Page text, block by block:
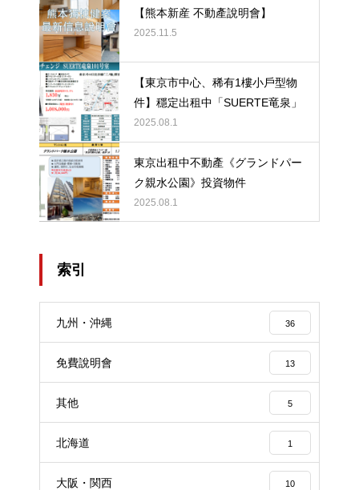
【熊本新産 不動產說明會】
2025.11.5
【東京市中心、稀有1樓小戶型物
件】穩定出租中「SUERTE竜泉」
2025.08.1
東京出租中不動產《グランドパー
ク親水公園》投資物件
2025.08.1
索引
九州・沖縄 36
免費說明會 13
其他 5
北海道 1
大阪・関西 10